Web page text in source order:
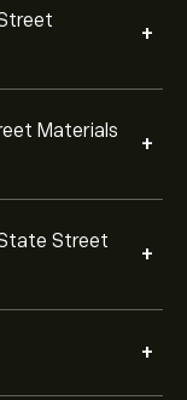
+
Materials
+
Street
+
+